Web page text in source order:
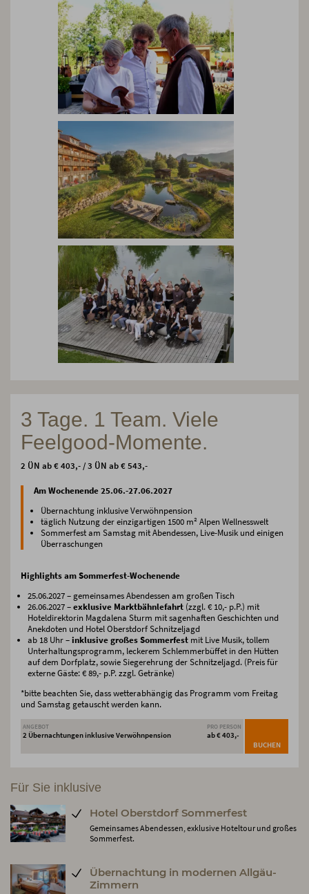
3 Tage. 1 Team. Viele
Feelgood-Momente.
2 ÜN ab € 403,- / 3 ÜN ab € 543,-
Am Wochenende 25.06.-27.06.2027
Übernachtung inklusive Verwöhnpension
täglich Nutzung der einzigartigen 1500 m² Alpen Wellnesswelt
Sommerfest am Samstag mit Abendessen, Live-Musik und einigen
Überraschungen
Highlights am Sommerfest-Wochenende
25.06.2027 – gemeinsames Abendessen am großen Tisch
26.06.2027 –exklusive Marktbähnlefahrt (zzgl. € 10,- p.P.) mit
Hoteldirektorin Magdalena Sturm mit sagenhaften Geschichten und
Anekdoten und Hotel Oberstdorf Schnitzeljagd
ab 18 Uhr –inklusive großes Sommerfest mit Live Musik, tollem
Unterhaltungsprogramm, leckerem Schlemmerbüffet in den Hütten
auf dem Dorfplatz, sowie Siegerehrung der Schnitzeljagd. (Preis für
externe Gäste: € 89,- p.P. zzgl. Getränke)
*bitte beachten Sie, dass wetterabhängig das Programm vom Freitag
und Samstag getauscht werden kann.
ANGEBOT
2 Übernachtungen inklusive Verwöhnpension
PRO PERSON
ab € 403,-
BUCHEN
Für Sie inklusive
Hotel Oberstdorf Sommerfest
Gemeinsames Abendessen, exklusive Hoteltour und großes
Sommerfest.
Übernachtung in modernen Allgäu-
Zimmern